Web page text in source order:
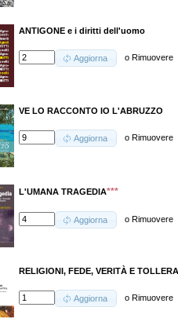
ANTIGONE e i diritti dell'uomo
Aggiorna oRimuovere
VE LO RACCONTO IO L'ABRUZZO
Aggiorna oRimuovere
L'UMANA TRAGEDIA***
Aggiorna oRimuovere
RELIGIONI, FEDE, VERITÀ E
Aggiorna oRimuovere